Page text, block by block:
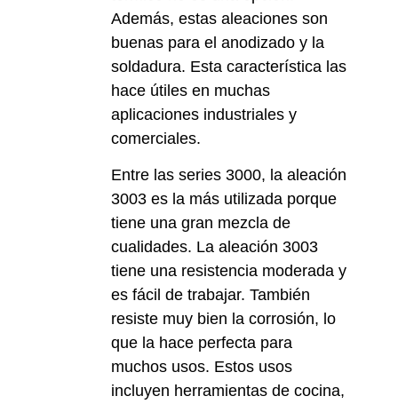
Además, estas aleaciones son
buenas para el anodizado y la
soldadura. Esta característica las
hace útiles en muchas
aplicaciones industriales y
comerciales.
Entre las series 3000, la aleación
3003 es la más utilizada porque
tiene una gran mezcla de
cualidades. La aleación 3003
tiene una resistencia moderada y
es fácil de trabajar. También
resiste muy bien la corrosión, lo
que la hace perfecta para
muchos usos. Estos usos
incluyen herramientas de cocina,